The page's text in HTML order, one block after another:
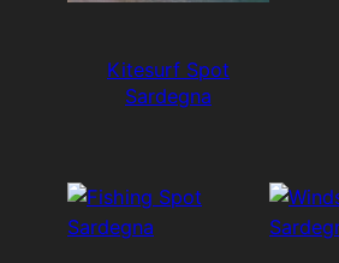
Kitesurf Spot
Sardegna